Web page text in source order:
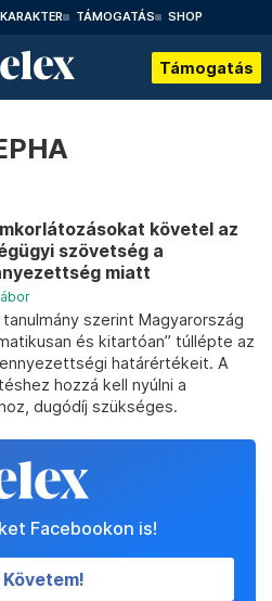
KARAKTER TÁMOGATÁS SHOP
Támogatás
követel az
szövetség a
miatt
szerint Magyarország
és kitartóan” túllépte az
határértékeit. A
hozzá kell nyúlni a
dugódíj szükséges.
Facebookon is!
Követem!